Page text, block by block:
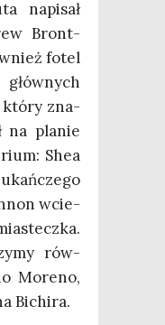
napi­sał
Bront­
fotel
któ­ry zna­
na pla­nie
Shea
wcie­
rów­
More­no,
Bichira.